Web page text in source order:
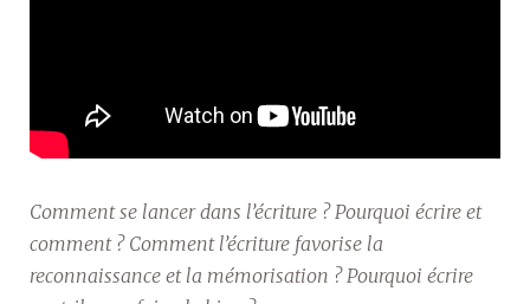
Comment se lancer dans l’écriture ? Pourquoi écrire et
comment ? Comment l’écriture favorise la
reconnaissance et la mémorisation ? Pourquoi écrire